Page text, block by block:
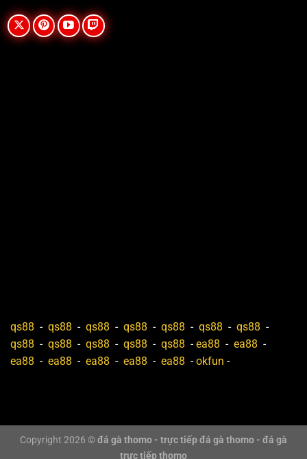
qs88 - qs88 - qs88 - qs88 - qs88 - qs88 - qs88 -
qs88 - qs88 - qs88 - qs88 - qs88 -ea88 - ea88 -
ea88 - ea88 - ea88 - ea88 - ea88 -okfun -
Copyright 2026 © đá gà thomo - trực tiếp đá gà thomo - đá gà
trực tiếp thomo